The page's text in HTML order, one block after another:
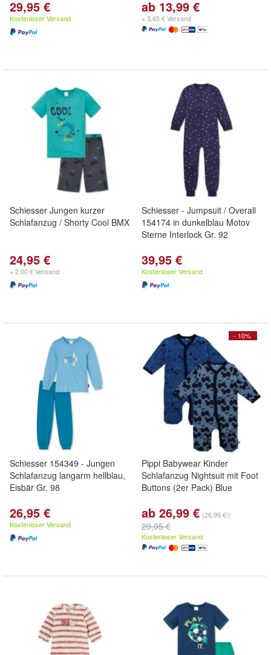
29,95 €
Kostenloser Versand
ab 13,99 €
+ 3,65 € Versand
Schiesser Jungen kurzer
Schlafanzug / Shorty Cool BMX
24,95 €
+ 2,00 € Versand
Schiesser - Jumpsuit / Overall
154174 in dunkelblau Motov
Sterne Interlock Gr. 92
39,95 €
Kostenloser Versand
Schiesser 154349 - Jungen
Schlafanzug langarm hellblau,
Eisbär Gr. 98
26,95 €
Kostenloser Versand
- 10%
Pippi Babywear Kinder
Schlafanzug Nightsuit mit Foot
Buttons (2er Pack) Blue
ab 26,99 € (26,99 €/)
29,95 €
Kostenloser Versand